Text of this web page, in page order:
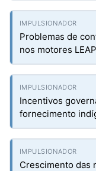
Problemas de
nos motores
Incentivos
fornecimento
Crescimento das